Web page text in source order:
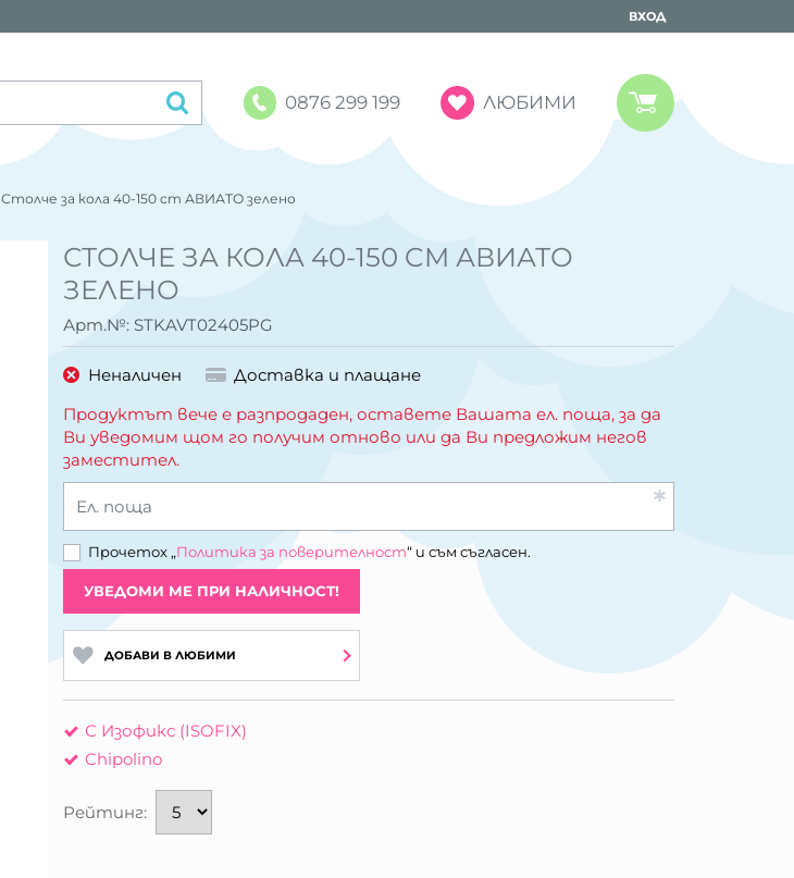
ВХОД
0876 299 199 ЛЮБИМИ
Столче за кола 40-150 cm АВИАТО зелено
СТОЛЧЕ ЗА КОЛА 40-150 CM АВИАТО
ЗЕЛЕНО
Арт.№: STKAVT02405PG
Неналичен
Доставка и плащане
Продуктът вече е разпродаден, оставете Вашата ел. поща, за да
Ви уведомим щом го получим отново или да Ви предложим негов
заместител.
Ел. поща
Прочетох „Политика за поверителност“ и съм съгласен.
УВЕДОМИ МЕ ПРИ НАЛИЧНОСТ!
ДОБАВИ В ЛЮБИМИ
С Изофикс (ISOFIX)
Chipolino
Рейтинг: